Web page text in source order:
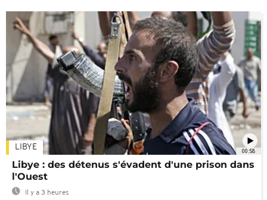
00:58
LIBYE
Libye : des détenus s'évadent d'une prison dans
l'Ouest
Il y a 3 heures